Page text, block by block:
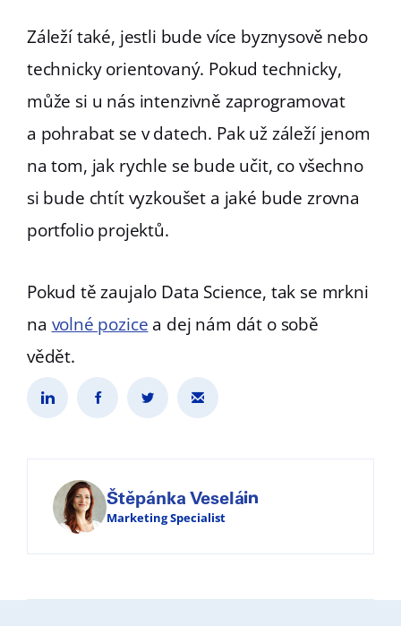
Záleží také, jestli bude více byznysově nebo
technicky orientovaný. Pokud technicky,
může si u nás intenzivně zaprogramovat
a pohrabat se v datech. Pak už záleží jenom
na tom, jak rychle se bude učit, co všechno
si bude chtít vyzkoušet a jaké bude zrovna
portfolio projektů.
Pokud tě zaujalo Data Science, tak se mrkni
na volné pozice a dej nám dát o sobě
vědět.
Štěpánka Veselá
Marketing Specialist